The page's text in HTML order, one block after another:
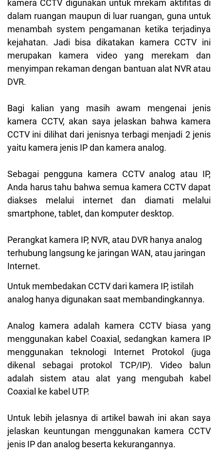
kamera CCTV digunakan untuk mrekam aktifitas di
dalam ruangan maupun di luar ruangan, guna untuk
menambah system pengamanan ketika terjadinya
kejahatan. Jadi bisa dikatakan kamera CCTV ini
merupakan kamera video yang merekam dan
menyimpan rekaman dengan bantuan alat NVR atau
DVR.
Bagi kalian yang masih awam mengenai jenis
kamera CCTV, akan saya jelaskan bahwa kamera
CCTV ini dilihat dari jenisnya terbagi menjadi 2 jenis
yaitu kamera jenis IP dan kamera analog.
Sebagai pengguna kamera CCTV analog atau IP,
Anda harus tahu bahwa semua kamera CCTV dapat
diakses melalui internet dan diamati melalui
smartphone, tablet, dan komputer desktop.
Perangkat kamera IP, NVR, atau DVR hanya analog
terhubung langsung ke jaringan WAN, atau jaringan
Internet.
Untuk membedakan CCTV dari kamera IP, istilah
analog hanya digunakan saat membandingkannya.
Analog kamera adalah kamera CCTV biasa yang
menggunakan kabel Coaxial, sedangkan kamera IP
menggunakan teknologi Internet Protokol (juga
dikenal sebagai protokol TCP/IP). Video balun
adalah sistem atau alat yang mengubah kabel
Coaxial ke kabel UTP.
Untuk lebih jelasnya di artikel bawah ini akan saya
jelaskan keuntungan menggunakan kamera CCTV
jenis IP dan analog beserta kekurangannya.